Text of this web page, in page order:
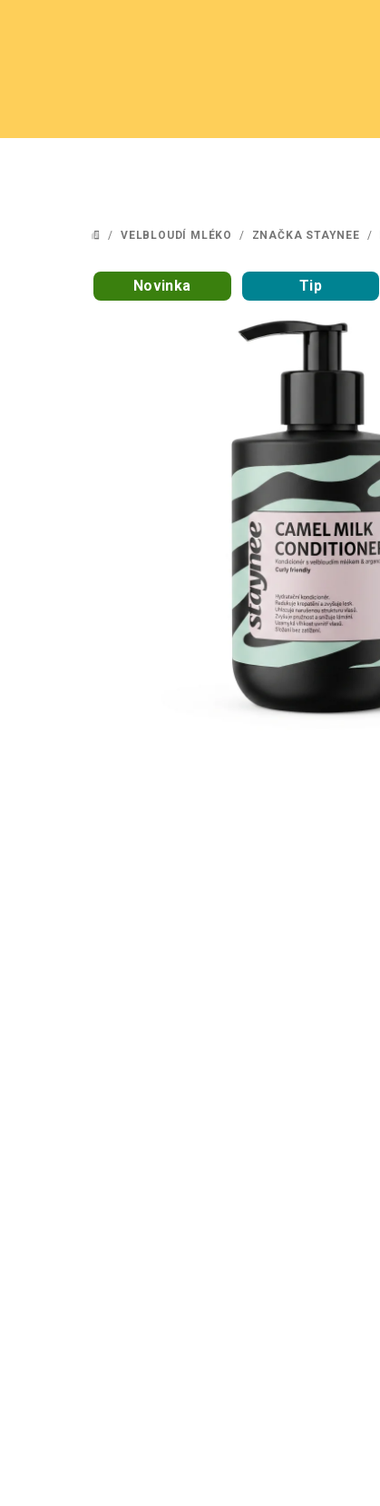
DOMŮ
/ VELBLOUDÍ MLÉKO / ZNAČKA STAYNEE /
Novinka Tip